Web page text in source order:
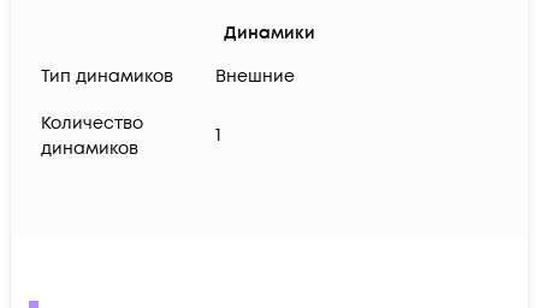
Динамики
Тип динамиков
Внешние
Количество
динамиков
1